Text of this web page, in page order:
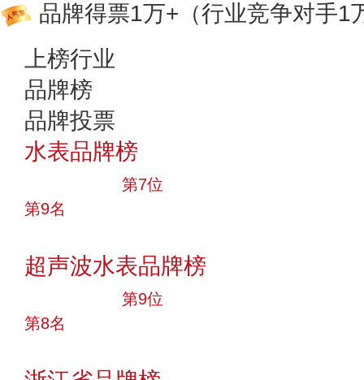
品牌得票1万+ （行业竞争对手1
上榜行业
品牌榜
品牌投票
水表品牌榜
第7位
第9名
超声波水表品牌榜
第9位
第8名